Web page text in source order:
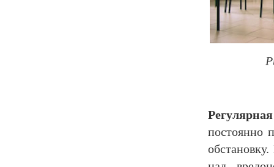
постоянно